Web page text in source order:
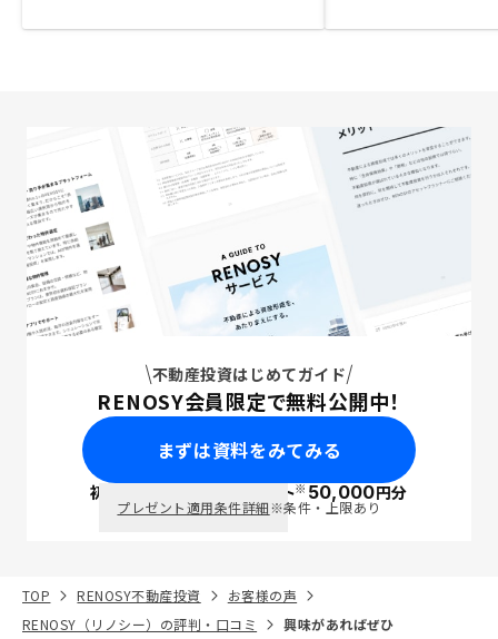
不動産投資はじめてガイド
RENOSY会員限定で無料公開中！
まずは資料をみてみる
初回面談で ポイント※50,000円分
プレゼント適用条件詳細※条件・上限あり
TOP RENOSY不動産投資
お客様の声
RENOSY（リノシー）の評判・口コミ
興味があればぜひ